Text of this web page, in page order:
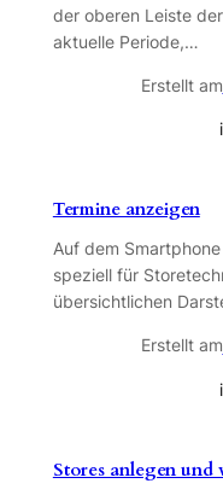
der oberen Leiste
aktuelle Periode,…
Erstellt am
Termine anzeigen
Auf dem
speziell für
übersichtlichen
Erstellt am
Stores anlegen und